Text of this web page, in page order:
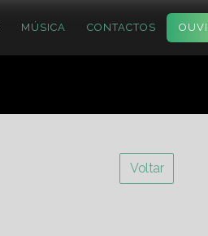
MÚSICA CONTACTOS
Voltar